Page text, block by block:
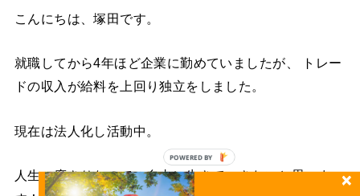
こんにちは、塚田です。
就職してから4年ほど企業に勤めていましたが、 トレー
ドの収入が給料を上回り独立をしました。
現在は法人化し活動中。
人生一度きりなので、自由に生きていきたいと思いま
POWERED BY